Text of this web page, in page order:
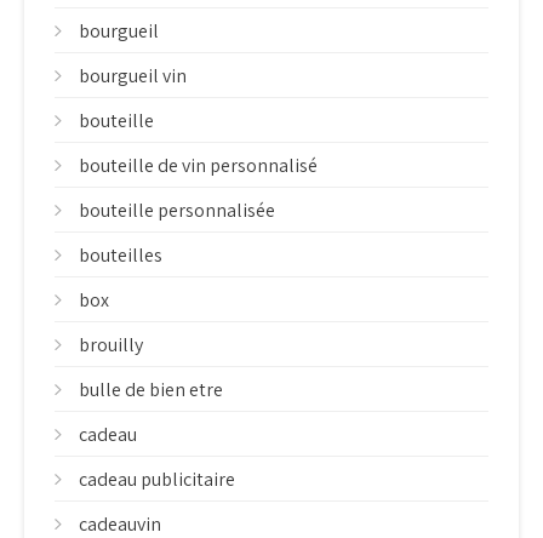
bourgueil
bourgueil vin
bouteille
bouteille de vin personnalisé
bouteille personnalisée
bouteilles
box
brouilly
bulle de bien etre
cadeau
cadeau publicitaire
cadeauvin